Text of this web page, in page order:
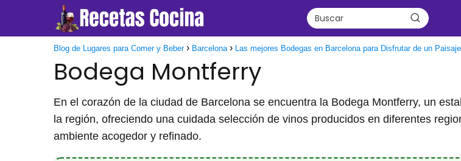
Blog de Lugares para Comer y Beber Barcelona Las mejores Bodegas en Barcelona para Disfrutar de un
Bodega Montferry
En el corazón de la ciudad de Barcelona se encuentra la Bodega Montferry, un
la región, ofreciendo una cuidada selección de vinos producidos en diferentes
ambiente acogedor y refinado.